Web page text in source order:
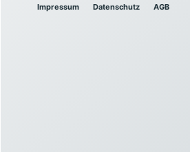
Impressum Datenschutz AGB